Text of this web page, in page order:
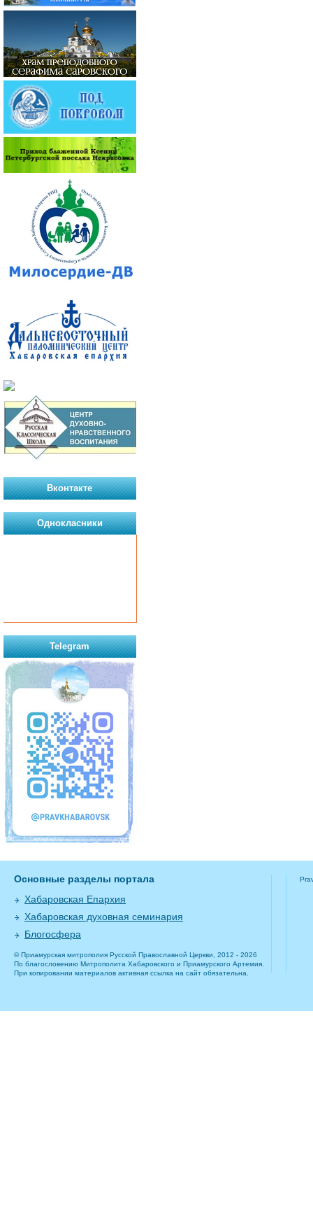
Вконтакте
Однокласники
Telegram
Основные разделы портала
Хабаровская Епархия
Хабаровская духовная семинария
Блогосфера
© Приамурская митрополия Русской Православной Церкви, 2012 - 2026
По благословению Митрополита Хабаровского и Приамурского Артемия.
При копировании материалов активная ссылка на сайт обязательна.